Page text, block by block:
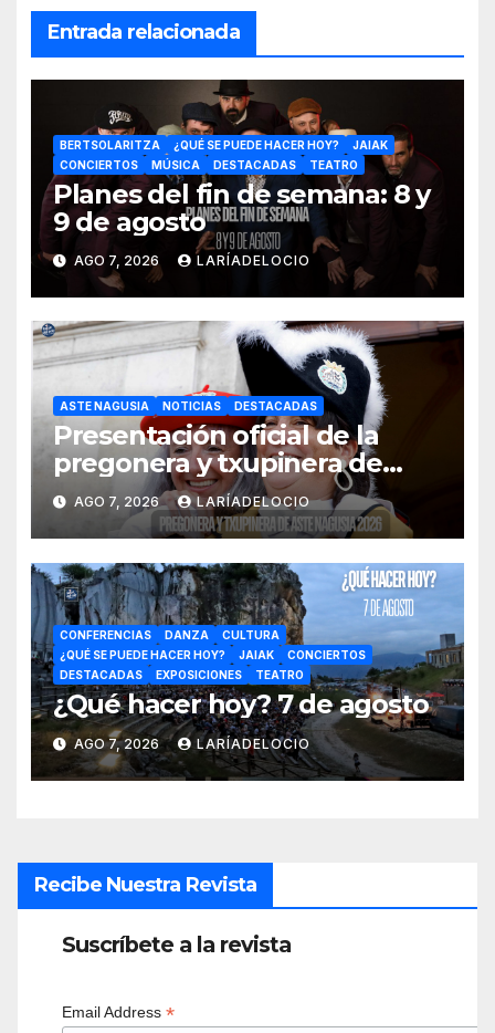
Entrada relacionada
BERTSOLARITZA ¿QUÉ SE PUEDE HACER HOY?
JAIAK
CONCIERTOS
MÚSICA DESTACADAS TEATRO
Planes del fin de semana: 8 y
9 de agosto
AGO 7, 2026 LARÍADELOCIO
ASTE NAGUSIA NOTICIAS DESTACADAS
Presentación oficial de la
pregonera y txupinera de
Aste Nagusia 2026
AGO 7, 2026 LARÍADELOCIO
CONFERENCIAS DANZA
CULTURA
¿QUÉ SE PUEDE HACER HOY?
JAIAK
CONCIERTOS
DESTACADAS
EXPOSICIONES TEATRO
¿Qué hacer hoy? 7 de agosto
AGO 7, 2026 LARÍADELOCIO
Recibe Nuestra Revista
Suscríbete a la revista
Email Address *